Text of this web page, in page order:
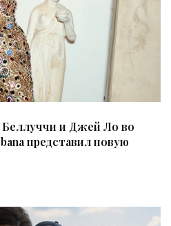
и Джей Ло во
представил новую